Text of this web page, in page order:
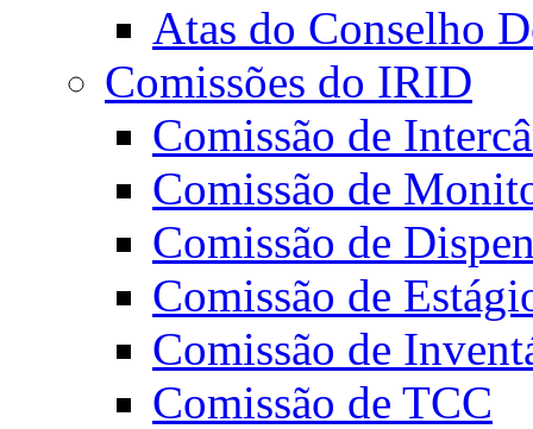
Atas do Conselho
Comissões do IRID
Comissão de
Comissão de
Comissão de
Comissão de
Comissão de
Comissão de TCC